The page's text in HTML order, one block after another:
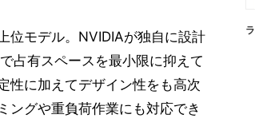
位モデル。NVIDIAが独自に設計
占有スペースを最小限に抑えて
性に加えてデザイン性をも高次
ングや重負荷作業にも対応でき